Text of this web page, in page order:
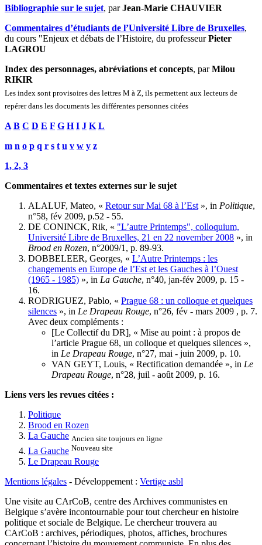
Bibliographie sur le sujet, parJean-Marie CHAUVIER
Commentaires d’étudiants de l’Université Libre de Bruxelles,
du cours "Enjeux et débats de l’Histoire, du professeurPieter
LAGROU
Index des personnages, abréviations et concepts, parMilou
RIKIR
Les index sont provisoires des lettres M à Z, ils permettent aux lecteurs de
repérer dans les documents les différentes personnes citées
A B C D E F G H I J K L
m n o p q r s t u v w y z
1, 2, 3
Commentaires et textes externes sur le sujet
ALALUF, Mateo, « Retour sur Mai 68 à l’Est », in Politique,
n°58, fév 2009, p.52 - 55.
DE CONINCK, Rik, « "L’autre Printemps", colloquium,
Université Libre de Bruxelles, 21 en 22 november 2008 », in
Brood en Rozen, n°2009/1, p. 89-93.
DOBBELEER, Georges, « L’Autre Printemps : les
changements en Europe de l’Est et les Gauches à l’Ouest
(1965 - 1985) », in La Gauche, n°40, jan-fév 2009, p. 15 -
16.
RODRIGUEZ, Pablo, « Prague 68 : un colloque et quelques
silences », in Le Drapeau Rouge, n°26, fév - mars 2009 , p. 7.
Avec deux compléments :
[Le Collectif du DR], « Mise au point : à propos de
l’article Prague 68, un colloque et quelques silences »,
in Le Drapeau Rouge, n°27, mai - juin 2009, p. 10.
VAN GEYT, Louis, « Rectification demandée », in Le
Drapeau Rouge, n°28, juil - août 2009, p. 16.
Liens vers les revues citées :
Politique
Brood en Rozen
La Gauche Ancien site toujours en ligne
La Gauche Nouveau site
Le Drapeau Rouge
Mentions légales - Développement : Vertige asbl
Une visite au CArCoB, centre des Archives communistes en
Belgique s’avère incontournable pour tout chercheur en histoire
politique et sociale de Belgique. Le chercheur trouvera au
CArCoB : archives, périodiques, photos, affiches, brochures